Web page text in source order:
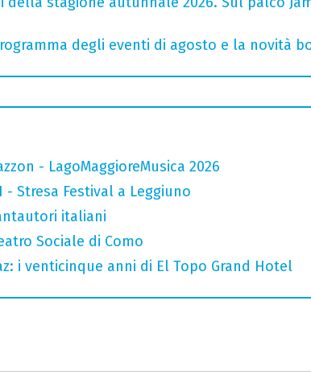
degli eventi di agosto e la novità
- LagoMaggioreMusica 2026
Stresa Festival a Leggiuno
italiani
Sociale di Como
i venticinque anni di El Topo Grand Hotel